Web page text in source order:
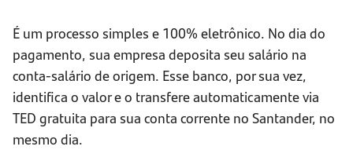
É um processo simples e 100% eletrônico. No dia do
pagamento, sua empresa deposita seu salário na
conta-salário de origem. Esse banco, por sua vez,
identifica o valor e o transfere automaticamente via
TED gratuita para sua conta corrente no Santander, no
mesmo dia.